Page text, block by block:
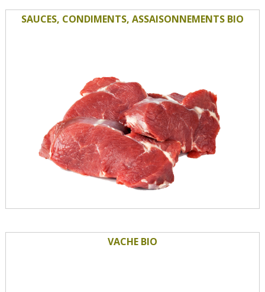
SAUCES, CONDIMENTS, ASSAISONNEMENTS BIO
VACHE BIO